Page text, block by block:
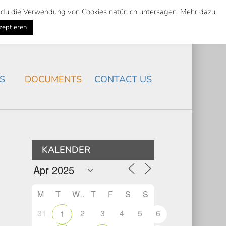
Suche
Search
NEWS
DOCUMENTS CONTACT US
KALENDER
M T W T F S
S
31
1 2 3 4 5
6
die Verwendung von Cookies natürlich untersagen. Mehr dazu